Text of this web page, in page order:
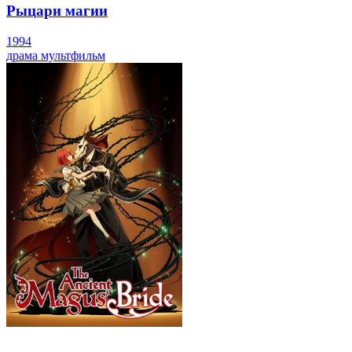
Рыцари магии
1994
драма мультфильм